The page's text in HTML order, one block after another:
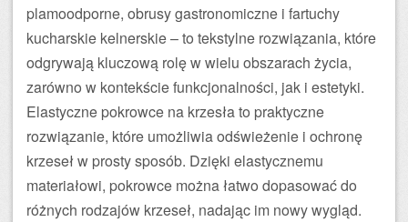
plamoodporne, obrusy gastronomiczne i fartuchy
kucharskie kelnerskie – to tekstylne rozwiązania, które
odgrywają kluczową rolę w wielu obszarach życia,
zarówno w kontekście funkcjonalności, jak i estetyki.
Elastyczne pokrowce na krzesła to praktyczne
rozwiązanie, które umożliwia odświeżenie i ochronę
krzeseł w prosty sposób. Dzięki elastycznemu
materiałowi, pokrowce można łatwo dopasować do
różnych rodzajów krzeseł, nadając im nowy wygląd.